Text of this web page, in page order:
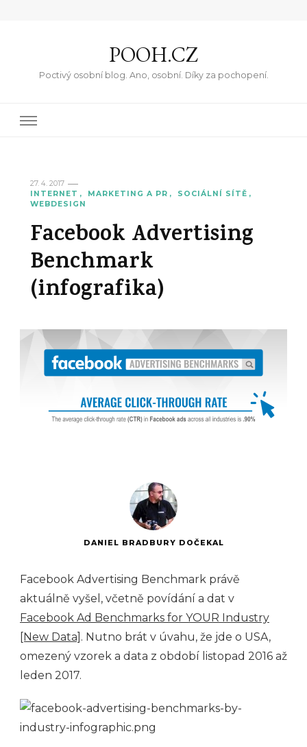
POOH.CZ
Poctivý osobní blog. Ano, osobní. Díky za pochopení.
27. 4. 2017
INTERNET
MARKETING A PR
SOCIÁLNÍ SÍTĚ
WEBDESIGN
Facebook Advertising
Benchmark
(infografika)
DANIEL BRADBURY DOČEKAL
Facebook Advertising Benchmark právě
aktuálně vyšel, včetně povídání a dat v
Facebook Ad Benchmarks for YOUR Industry
[New Data] . Nutno brát v úvahu, že jde o USA,
omezený vzorek a data z období listopad 2016 až
leden 2017.